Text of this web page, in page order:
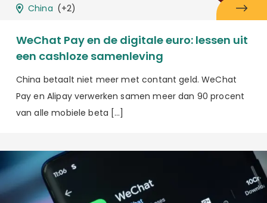
China (+2)
WeChat Pay en de digitale euro: lessen uit
een cashloze samenleving
China betaalt niet meer met contant geld. WeChat
Pay en Alipay verwerken samen meer dan 90 procent
van alle mobiele beta […]